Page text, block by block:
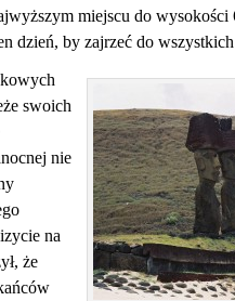
miejscu do wysokości
dzień, by zajrzeć do
swoich
nie
na
że